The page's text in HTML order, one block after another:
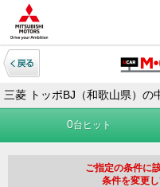
三菱 トッポBJ（和歌山県）の
0台ヒット
ご指定の条件に
条件を変更し